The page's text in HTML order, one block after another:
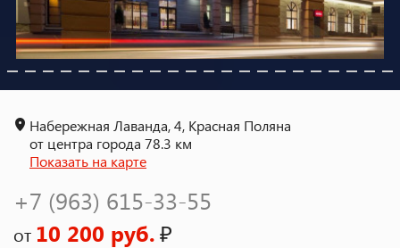
Набережная Лаванда, 4, Красная Поляна
от центра города 78.3 км
Показать на карте
+7 (963) 615-33-55
от 10 200 руб.₽